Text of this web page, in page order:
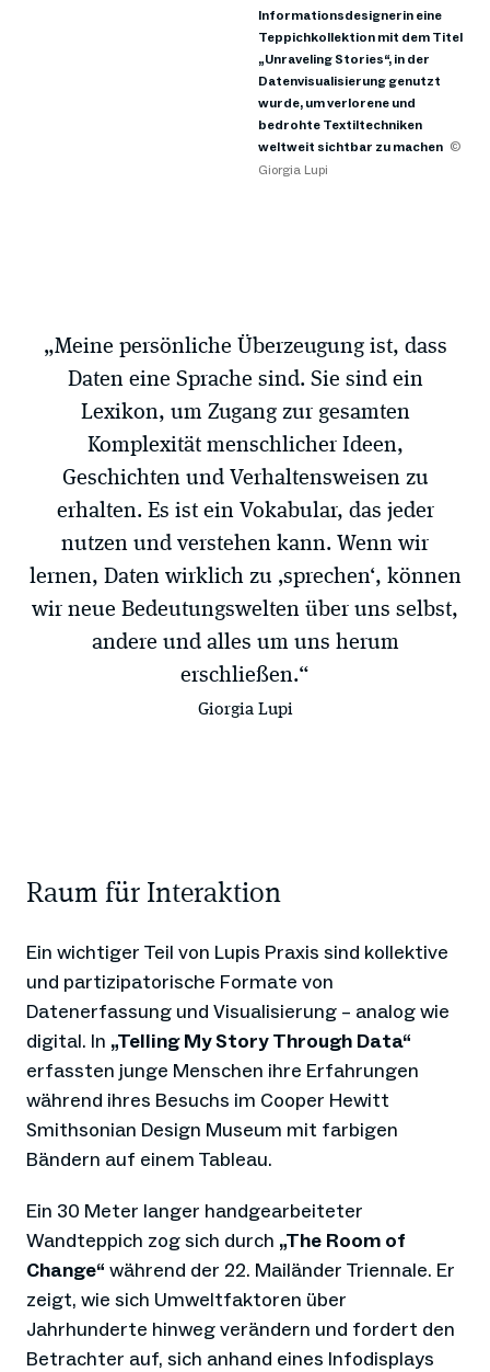
Informationsdesignerin eine
Teppichkollektion mit dem Titel
„Unraveling Stories“, in der
Datenvisualisierung genutzt
wurde, um verlorene und
bedrohte Textiltechniken
weltweit sichtbar zu machen ©
Giorgia Lupi
„Meine persönliche Überzeugung ist, dass
Daten eine Sprache sind. Sie sind ein
Lexikon, um Zugang zur gesamten
Komplexität menschlicher Ideen,
Geschichten und Verhaltensweisen zu
erhalten. Es ist ein Vokabular, das jeder
nutzen und verstehen kann. Wenn wir
lernen, Daten wirklich zu ‚sprechen‘, können
wir neue Bedeutungswelten über uns selbst,
andere und alles um uns herum
erschließen.“
Giorgia Lupi
Raum für Interaktion
Ein wichtiger Teil von Lupis Praxis sind kollektive
und partizipatorische Formate von
Datenerfassung und Visualisierung – analog wie
digital. In „Telling My Story Through Data“
erfassten junge Menschen ihre Erfahrungen
während ihres Besuchs im Cooper Hewitt
Smithsonian Design Museum mit farbigen
Bändern auf einem Tableau.
Ein 30 Meter langer handgearbeiteter
Wandteppich zog sich durch „The Room of
Change“ während der 22. Mailänder Triennale. Er
zeigt, wie sich Umweltfaktoren über
Jahrhunderte hinweg verändern und fordert den
Betrachter auf, sich anhand eines Infodisplays